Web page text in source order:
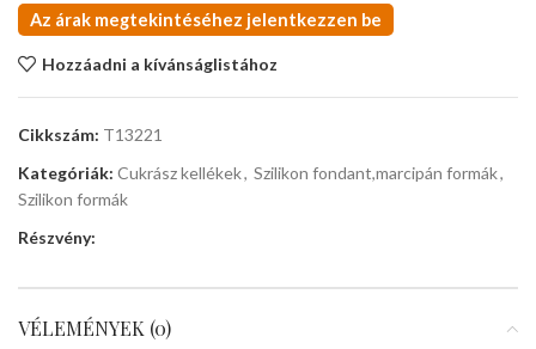
Az árak megtekintéséhez jelentkezzen be
Hozzáadni a kívánságlistához
Cikkszám: T13221
Kategóriák: Cukrász kellékek, Szilikon fondant,marcipán formák,
Szilikon formák
Részvény:
VÉLEMÉNYEK (0)